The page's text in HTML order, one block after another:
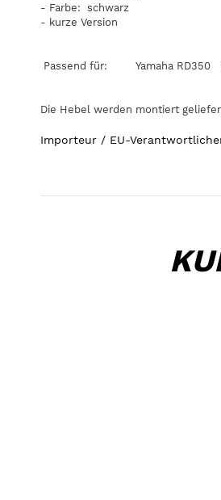
- Farbe: schwarz
- kurze Version
Passend für: Yamaha RD350
Die Hebel werden montiert
Importeur / EU-